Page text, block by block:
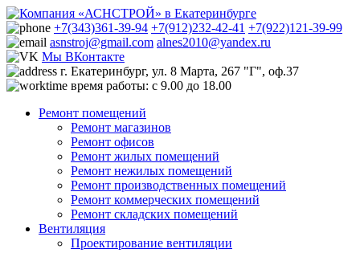
+7(343)361-39-94 +7(912)232-42-41 +7(922)121-39-99
asnstroj@gmail.com alnes2010@yandex.ru
Мы ВКонтакте
г. Екатеринбург, ул. 8 Марта, 267 "Г", оф.37
время работы: с 9.00 до 18.00
Ремонт помещений
Ремонт магазинов
Ремонт офисов
Ремонт жилых помещений
Ремонт нежилых помещений
Ремонт производственных помещений
Ремонт коммерческих помещений
Ремонт складских помещений
Вентиляция
Проектирование вентиляции